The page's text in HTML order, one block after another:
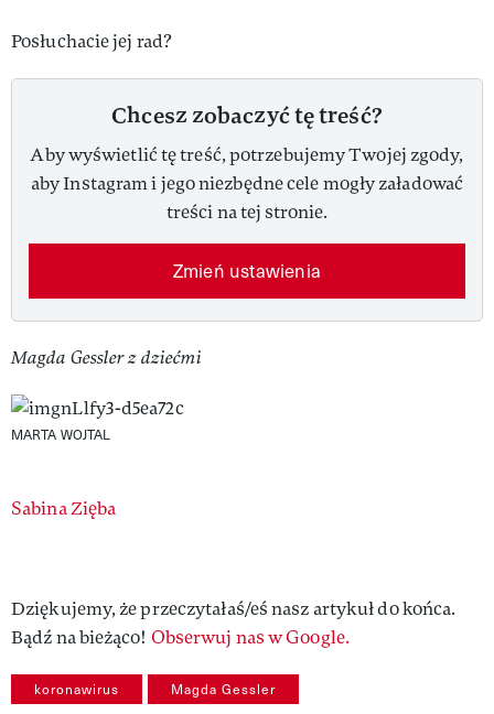
Posłuchacie jej rad?
Chcesz zobaczyć tę treść?
Aby wyświetlić tę treść, potrzebujemy Twojej zgody,
aby Instagram i jego niezbędne cele mogły załadować
treści na tej stronie.
Zmień ustawienia
Magda Gessler z dziećmi
MARTA WOJTAL
Authors
Sabina Zięba
Dziękujemy, że przeczytałaś/eś nasz artykuł do końca.
Bądź na bieżąco! Obserwuj nas w Google.
koronawirus Magda Gessler